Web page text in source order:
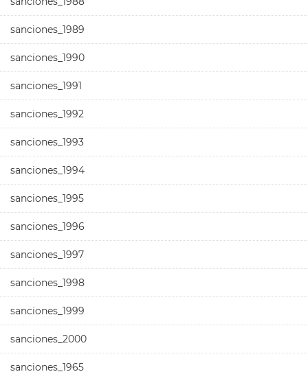
sanciones_1989
sanciones_1990
sanciones_1991
sanciones_1992
sanciones_1993
sanciones_1994
sanciones_1995
sanciones_1996
sanciones_1997
sanciones_1998
sanciones_1999
sanciones_2000
sanciones_1965